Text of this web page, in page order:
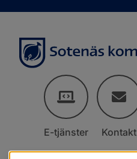
E-tjänster Kontakt